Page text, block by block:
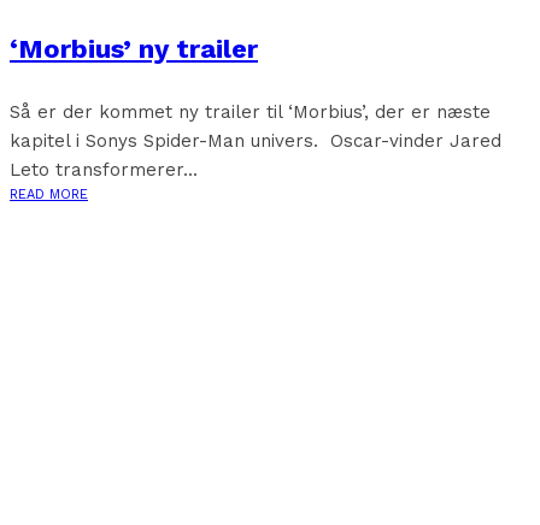
‘Morbius’ ny trailer
Så er der kommet ny trailer til ‘Morbius’, der er næste
kapitel i Sonys Spider-Man univers. Oscar-vinder Jared
Leto transformerer...
READ MORE